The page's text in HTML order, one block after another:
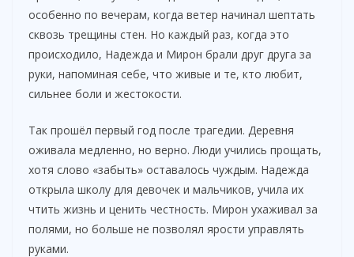
особенно по вечерам, когда ветер начинал шептать
сквозь трещины стен. Но каждый раз, когда это
происходило, Надежда и Мирон брали друг друга за
руки, напоминая себе, что живые и те, кто любит,
сильнее боли и жестокости.
Так прошёл первый год после трагедии. Деревня
оживала медленно, но верно. Люди учились прощать,
хотя слово «забыть» оставалось чуждым. Надежда
открыла школу для девочек и мальчиков, учила их
чтить жизнь и ценить честность. Мирон ухаживал за
полями, но больше не позволял ярости управлять
руками.